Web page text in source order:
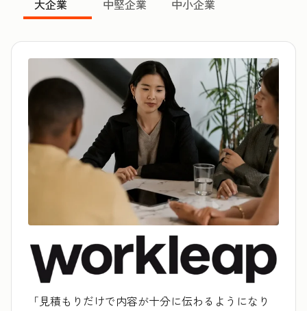
大企業 中堅企業 中小企業
「見積もりだけで内容が十分に伝わるようになり